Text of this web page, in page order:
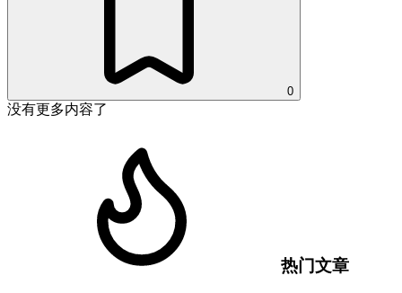
0
没有更多内容了
热门文章